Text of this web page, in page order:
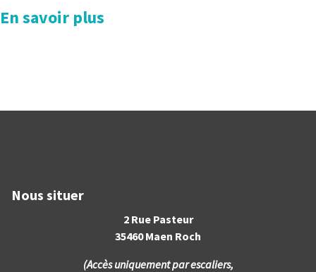
En savoir plus
Nous situer
2 Rue Pasteur
35460 Maen Roch
(Accès uniquement par escaliers,